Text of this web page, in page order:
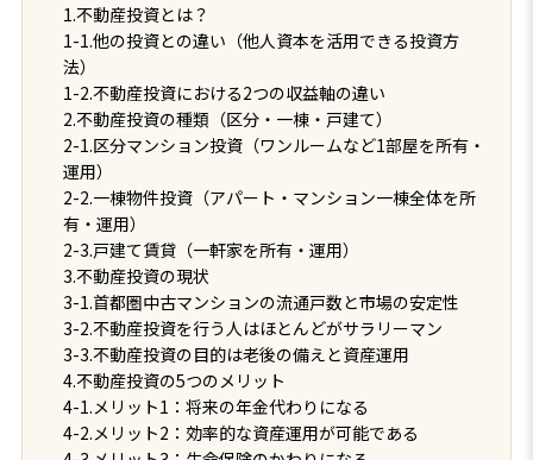
1.不動産投資とは？
1-1.他の投資との違い（他人資本を活用できる投資方
法）
1-2.不動産投資における2つの収益軸の違い
2.不動産投資の種類（区分・一棟・戸建て）
2-1.区分マンション投資（ワンルームなど1部屋を所有・
運用）
2-2.一棟物件投資（アパート・マンション一棟全体を所
有・運用）
2-3.戸建て賃貸（一軒家を所有・運用）
3.不動産投資の現状
3-1.首都圏中古マンションの流通戸数と市場の安定性
3-2.不動産投資を行う人はほとんどがサラリーマン
3-3.不動産投資の目的は老後の備えと資産運用
4.不動産投資の5つのメリット
4-1.メリット1：将来の年金代わりになる
4-2.メリット2：効率的な資産運用が可能である